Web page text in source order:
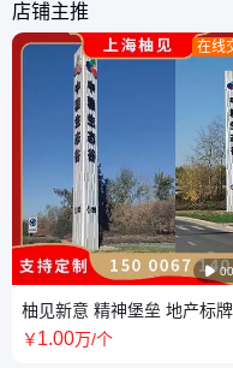
店铺主推

在线
柚见新意 精神堡垒 地产标牌
视系统 巨型道路指引牌 厂家
￥1.00万/个